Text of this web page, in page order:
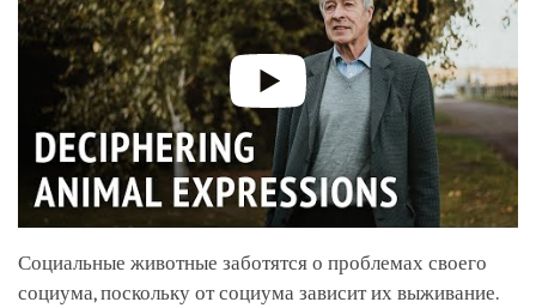
Социальные животные заботятся о проблемах своего
социума, поскольку от социума зависит их выживание.